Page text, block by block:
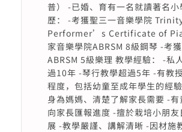
普） -已婚、育有一名就讀著名小
歷： -考獲聖三一音樂學院
Performer’s Certificate of
家音樂學院ABRSM 8級鋼琴 -考
ABRSM 5級樂理 教學經驗： -私
過10年 -琴行教學超過5年 -有教
程度，包括幼童至成年學生的經
身為媽媽、清楚了解家長需要 -有
向家長匯報進度 -擅於栽培小朋友
展 -教學嚴謹、講解清晰 -因材施